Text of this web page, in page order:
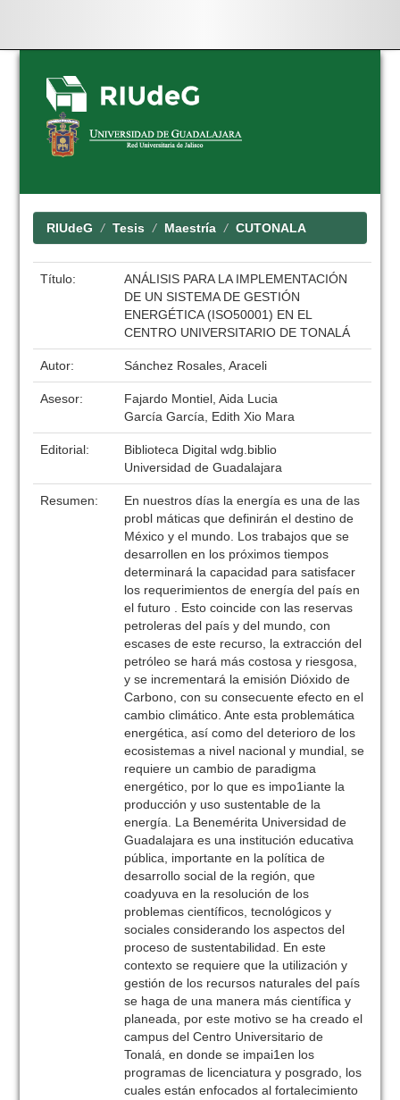
Skip
navigation
RIUdeG Tesis Maestría CUTONALA
Título:
ANÁLISIS PARA LA IMPLEMENTACIÓN
DE UN SISTEMA DE GESTIÓN
ENERGÉTICA (ISO50001) EN EL
CENTRO UNIVERSITARIO DE TONALÁ
Autor: Sánchez Rosales, Araceli
Asesor:
Fajardo Montiel, Aida Lucia
García García, Edith Xio Mara
Editorial:
Biblioteca Digital wdg.biblio
Universidad de Guadalajara
Resumen:
En nuestros días la energía es una de las
probl máticas que definirán el destino de
México y el mundo. Los trabajos que se
desarrollen en los próximos tiempos
determinará la capacidad para satisfacer
los requerimientos de energía del país en
el futuro . Esto coincide con las reservas
petroleras del país y del mundo, con
escases de este recurso, la extracción del
petróleo se hará más costosa y riesgosa,
y se incrementará la emisión Dióxido de
Carbono, con su consecuente efecto en el
cambio climático. Ante esta problemática
energética, así como del deterioro de los
ecosistemas a nivel nacional y mundial, se
requiere un cambio de paradigma
energético, por lo que es impo1iante la
producción y uso sustentable de la
energía. La Benemérita Universidad de
Guadalajara es una institución educativa
pública, importante en la política de
desarrollo social de la región, que
coadyuva en la resolución de los
problemas científicos, tecnológicos y
sociales considerando los aspectos del
proceso de sustentabilidad. En este
contexto se requiere que la utilización y
gestión de los recursos naturales del país
se haga de una manera más científica y
planeada, por este motivo se ha creado el
campus del Centro Universitario de
Tonalá, en donde se impai1en los
programas de licenciatura y posgrado, los
cuales están enfocados al fortalecimiento